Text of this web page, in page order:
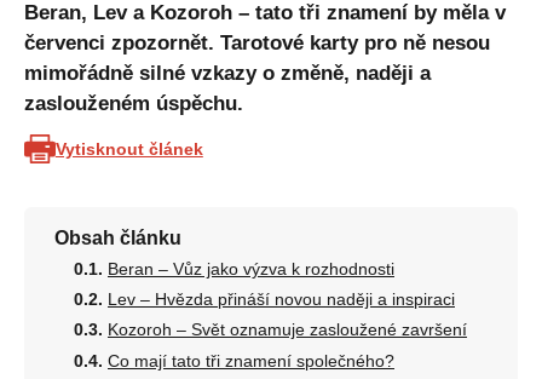
Beran, Lev a Kozoroh – tato tři znamení by měla v
červenci zpozornět. Tarotové karty pro ně nesou
mimořádně silné vzkazy o změně, naději a
zaslouženém úspěchu.
Vytisknout článek
Obsah článku
Beran – Vůz jako výzva k rozhodnosti
Lev – Hvězda přináší novou naději a inspiraci
Kozoroh – Svět oznamuje zasloužené završení
Co mají tato tři znamení společného?